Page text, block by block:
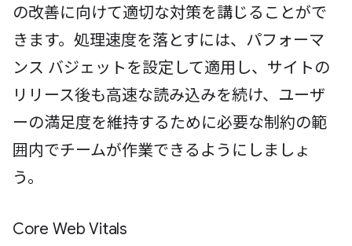
の改善に向けて適切な対策を講じることがで
きます。処理速度を落とすには、パフォーマ
ンス バジェットを設定して適用し、サイトの
リリース後も高速な読み込みを続け、ユーザ
ーの満足度を維持するために必要な制約の範
囲内でチームが作業できるようにしましょ
う。
Core Web Vitals